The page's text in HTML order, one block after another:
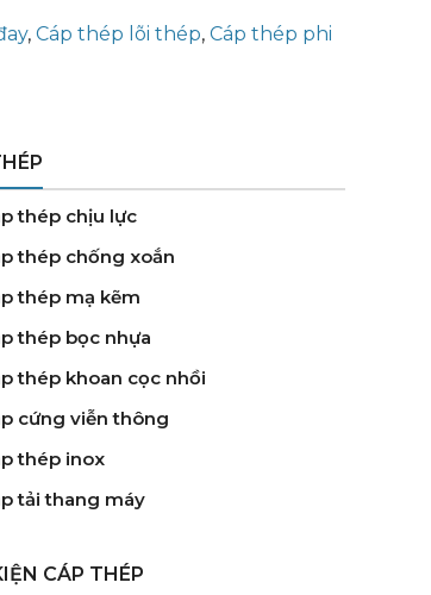
, Cáp thép lõi thép, Cáp thép phi
thép chịu lực
thép chống xoắn
thép mạ kẽm
thép bọc nhựa
thép khoan cọc nhồi
cứng viễn thông
thép inox
tải thang máy
CÁP THÉP